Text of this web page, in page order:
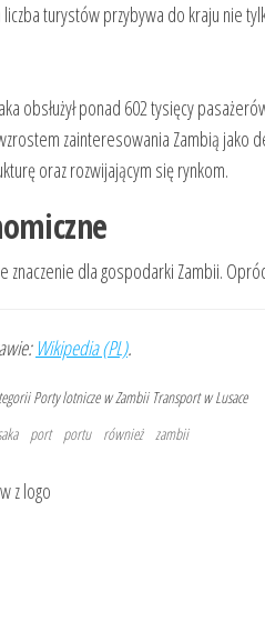
liczba turystów przybywa do kraju nie
obsłużył ponad 602 tysięcy
zainteresowania Zambią jako
oraz rozwijającym się rynkom.
znaczenie dla gospodarki Zambii.
Wikipedia (PL).
Porty lotnicze w Zambii Transport w Lusace
port portu również zambii
z logo